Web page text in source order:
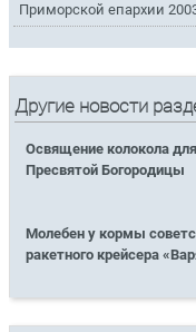
Приморской епархии
Другие новости
Освящение колокола
Пресвятой Богородицы
Молебен у кормы
ракетного крейсера